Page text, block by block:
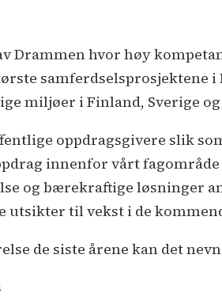
Drammen hvor høy
samferdselsprosjektene
miljøer i Finland, Sverige
oppdragsgivere slik som
innenfor vårt
og bærekraftige løsninger
utsikter til vekst i de
de siste årene kan det